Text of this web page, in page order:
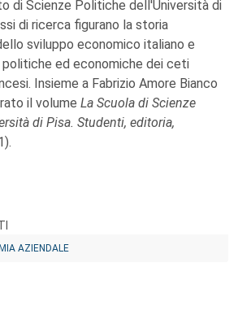
di Scienze Politiche dell'Università di
di ricerca figurano la storia
sviluppo economico italiano e
ed economiche dei ceti
Insieme a Fabrizio Amore Bianco
il volume La Scuola di Scienze
di Pisa. Studenti, editoria,
AZIENDALE